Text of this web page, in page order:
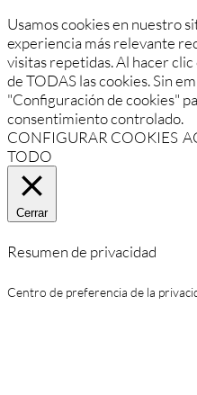
Usamos cookies en nuestro
experiencia más relevante
visitas repetidas. Al hacer
de TODAS las cookies. Sin
"Configuración de cookies"
consentimiento controlado.
CONFIGURAR COOKIES
TODO
Cerrar
Resumen de privacidad
Centro de preferencia de la